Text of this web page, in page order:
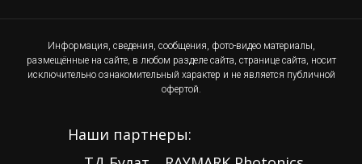
Информация, сведения, сообщения, фото-видео материалы,
размещённые на сайте, в любом разделе сайта, странице сайта, носит
исключительно ознакомительный характер и не является публичной
офертой.
Наши партнеры: